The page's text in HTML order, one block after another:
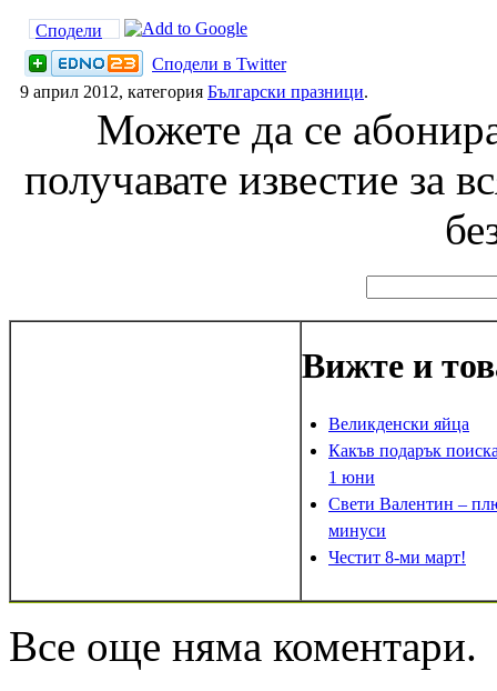
Сподели
Сподели в Twitter
9 април 2012, категория Български празници.
Можете да се
получавате известие за
Вижте и
Великденски яйца
Какъв подарък
1 юни
Свети Валентин –
минуси
Честит 8-ми март!
Все още няма коментари.